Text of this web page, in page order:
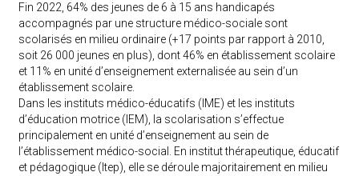
Fin 2022, 64% des jeunes de 6 à 15 ans handicapés
accompagnés par une structure médico-sociale sont
scolarisés en milieu ordinaire (+17 points par rapport à 2010,
soit 26 000 jeunes en plus), dont 46% en établissement scolaire
et 11% en unité d’enseignement externalisée au sein d’un
établissement scolaire.
Dans les instituts médico-éducatifs (IME) et les instituts
d’éducation motrice (IEM), la scolarisation s’effectue
principalement en unité d’enseignement au sein de
l’établissement médico-social. En institut thérapeutique, éducatif
et pédagogique (Itep), elle se déroule majoritairement en milieu